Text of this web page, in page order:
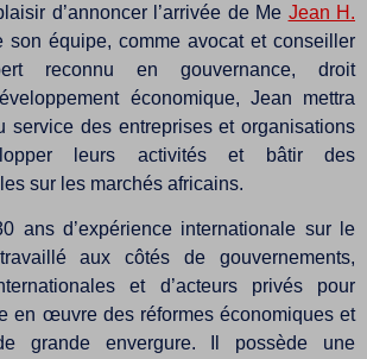
d’annoncer l’arrivée de Me Jean H.
son équipe, comme avocat et conseiller
reconnu en gouvernance, droit
économique, Jean mettra
service des entreprises et organisations
leurs activités et bâtir des
sur les marchés africains.
ans d’expérience internationale sur le
aux côtés de gouvernements,
et d’acteurs privés pour
en œuvre des réformes économiques et
grande envergure. Il possède une